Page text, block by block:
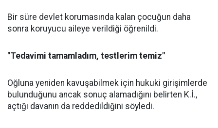
Bir süre devlet korumasında kalan çocuğun daha
sonra koruyucu aileye verildiği öğrenildi.
"Tedavimi tamamladım, testlerim temiz"
Oğluna yeniden kavuşabilmek için hukuki girişimlerde
bulunduğunu ancak sonuç alamadığını belirten K.İ.,
açtığı davanın da reddedildiğini söyledi.